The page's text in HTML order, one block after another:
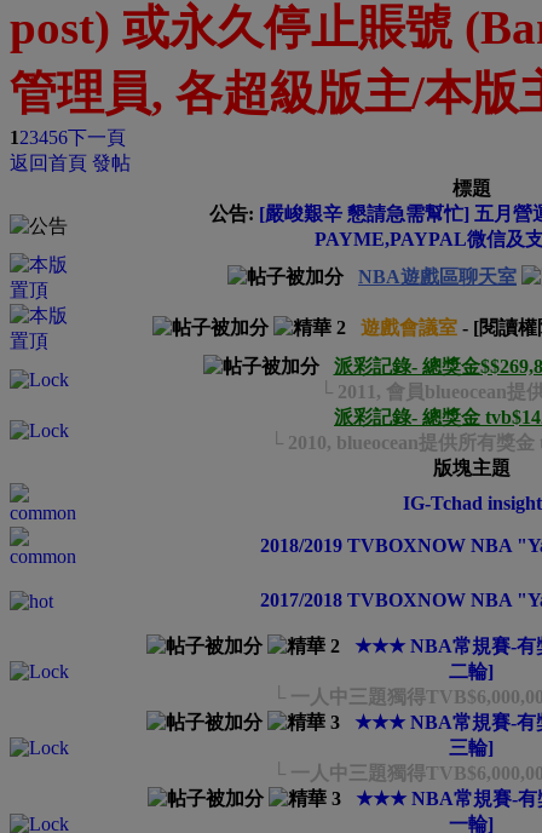
post) 或永久停止賬號
管理員, 各超級版主/本版
123456下一頁
返回首頁 發帖
標題
公告: [嚴峻艱辛 懇請急需幫忙] 五月營
PAYME,PAYPAL微信及
NBA遊戲區聊天室
遊戲會議室 - [閱讀
派彩記錄- 總獎金
└ 2011, 會員blueocean提
派彩記錄- 總獎金
└ 2010, blueocean提供所有獎金
版塊主題
IG-Tchad
2018/2019 TVBOXNOW NBA
2017/2018 TVBOXNOW NBA
★★★ NBA常規賽-有
二輪]
└ 一人中三題獨得
★★★ NBA常規賽-有
三輪]
└ 一人中三題獨得
★★★ NBA常規賽-有
一輪]